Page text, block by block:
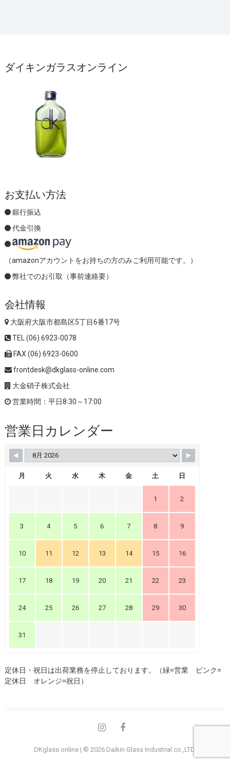
ダイキンガラスオンライン
お支払い方法
銀行振込
代金引換
（amazonアカウントをお持ちの方のみご利用可能です。）
弊社でのお引取（事前連絡要）
会社情報
大阪府大阪市都島区5丁目6番17号
TEL (06) 6923-0078
FAX (06) 6923-0600
frontdesk@dkglass-online.com
大金硝子株式会社
営業時間：平日8:30～17:00
営業日カレンダー
月 火 水 木 金 土 日
1 2
3 4 5 6 7 8 9
10 11 12 13 14 15 16
17 18 19 20 21 22 23
24 25 26 27 28 29 30
31
定休日・祝日は出荷業務を停止しております。（緑=営業 ピンク=
定休日 オレンジ=祝日）
instagramFacebook
DKglass online| © 2026 Daikin Glass Industrial co.,LTD.